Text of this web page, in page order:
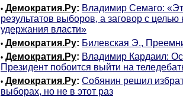
• Демократия.Ру: Владимир Семаго:
результатов выборов, а заговор с целью
удержания власти»
• Демократия.Ру: Билевская Э.,
• Демократия.Ру: Владимир Кардаил:
Президент побоится выйти на
• Демократия.Ру: Собянин решил
выборах, но не в этот раз